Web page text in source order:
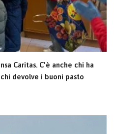
Caritas. C’è anche chi ha
devolve i buoni pasto